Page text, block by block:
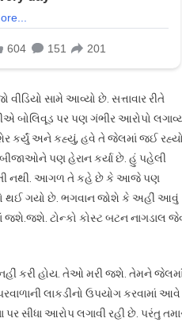
સામે આવ્યો છે. સત્તાવાર રીતે
બોલિવૂડ પર પણ ગંભીર આરોપો
શેર કર્યું અને કહ્યું, હવે તે જેલમાં જઈ
પણ હેરાન કર્યા છે. હું પહેલી
નથી. આગળ તે કહે છે કે આજે પણ
થઈ ગયો છે. ભગવાન જોશે કે અહીં આવું
જશે.જશે. ટોન્કો કોસ્ટ બટન નાગડાલ
કરી હોય. તેઓ મરી જશે. તેમને
લાકડીનો ઉપયોગ કરવામાં આવે
સીધા આરોપ લગાવી રહી છે. પરંતુ